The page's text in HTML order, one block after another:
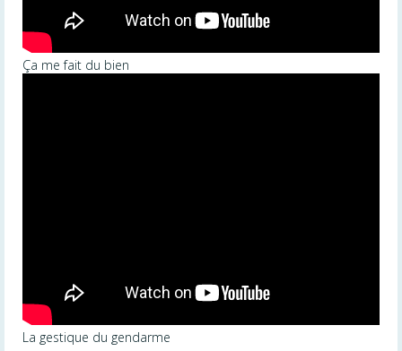
Ça me fait du bien
La gestique du gendarme